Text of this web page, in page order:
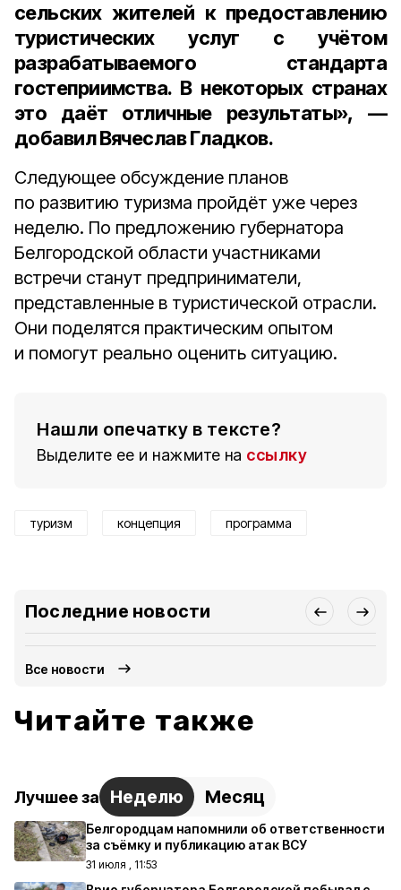
сельских жителей к предоставлению
туристических услуг с учётом
разрабатываемого стандарта
гостеприимства. В некоторых странах
это даёт отличные результаты», —
добавил Вячеслав Гладков.
Следующее обсуждение планов
по развитию туризма пройдёт уже через
неделю. По предложению губернатора
Белгородской области участниками
встречи станут предприниматели,
представленные в туристической отрасли.
Они поделятся практическим опытом
и помогут реально оценить ситуацию.
Нашли опечатку в тексте?
Выделите ее и нажмите на ссылку
туризм концепция программа
Последние новости
Все новости
Читайте также
Лучшее за Неделю Месяц
Белгородцам напомнили об ответственности
за съёмку и публикацию атак ВСУ
31 июля , 11:53